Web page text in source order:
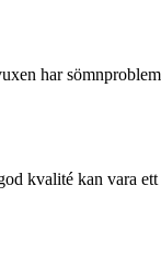
har
kvalité kan vara